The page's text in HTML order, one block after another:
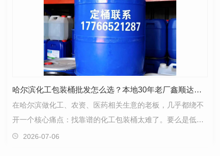
哈尔滨化工包装桶批发怎么选？本地30年老厂鑫顺达帮你少走弯路
在哈尔滨做化工、农资、医药相关生意的老板，几乎都绕不
开一个核心痛点：找靠谱的化工包装桶太难了。要么是低温
环境下容易裂，要么是密封性不达标漏液，要么是旺季…
2026-07-06